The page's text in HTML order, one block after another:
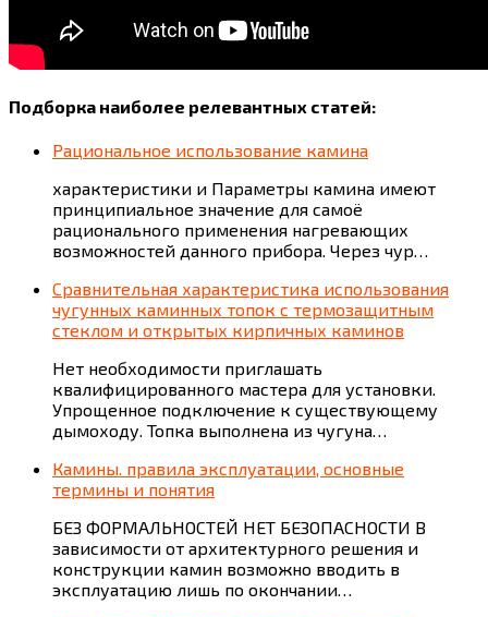
Подборка наиболее релевантных статей:
Рациональное использование камина
характеристики и Параметры камина имеют
принципиальное значение для самоё
рационального применения нагревающих
возможностей данного прибора. Через чур…
Сравнительная характеристика использования
чугунных каминных топок с термозащитным
стеклом и открытых кирпичных каминов
Нет необходимости приглашать
квалифицированного мастера для установки.
Упрощенное подключение к существующему
дымоходу. Топка выполнена из чугуна…
Камины. правила эксплуатации, основные
термины и понятия
БЕЗ ФОРМАЛЬНОСТЕЙ НЕТ БЕЗОПАСНОСТИ В
зависимости от архитектурного решения и
конструкции камин возможно вводить в
эксплуатацию лишь по окончании…